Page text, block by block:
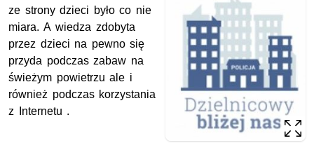
ze strony dzieci było co nie
miara. A wiedza zdobyta
przez dzieci na pewno się
przyda podczas zabaw na
świeżym powietrzu ale i
również podczas korzystania
z Internetu .